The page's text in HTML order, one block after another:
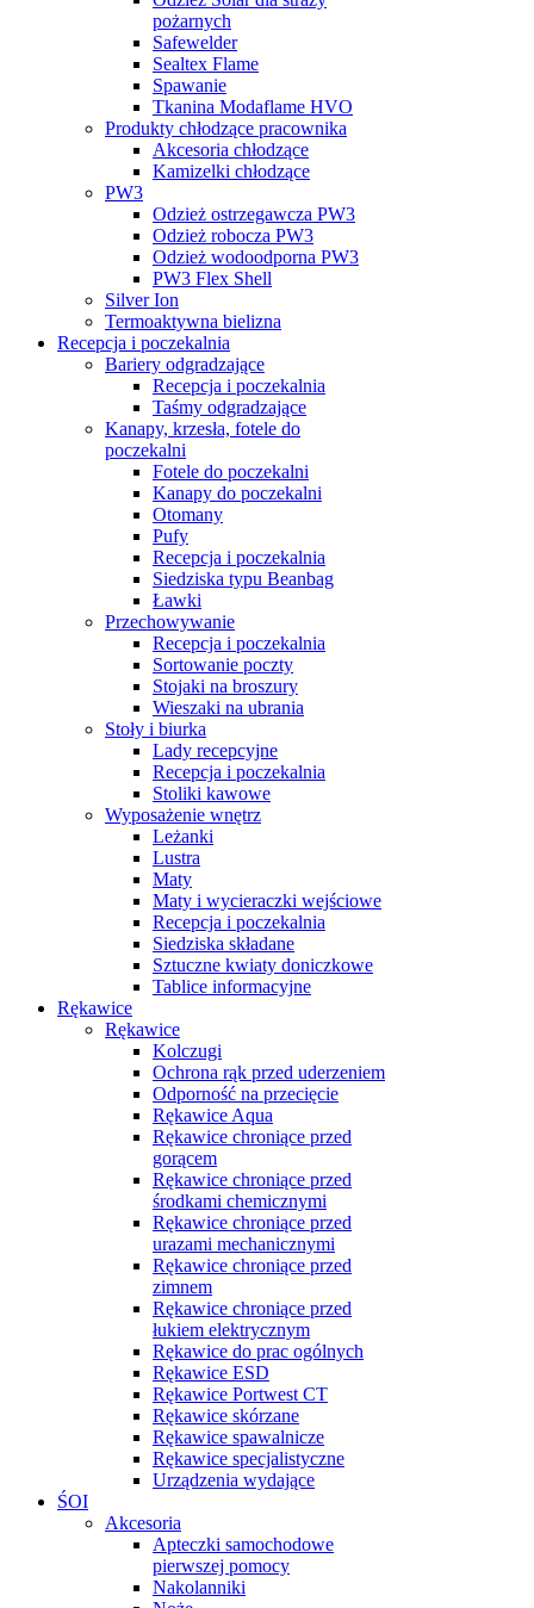
pożarnych
Safewelder
Sealtex Flame
Spawanie
Tkanina Modaflame HVO
Produkty chłodzące pracownika
Akcesoria chłodzące
Kamizelki chłodzące
PW3
Odzież ostrzegawcza PW3
Odzież robocza PW3
Odzież wodoodporna PW3
PW3 Flex Shell
Silver Ion
Termoaktywna bielizna
Recepcja i poczekalnia
Bariery odgradzające
Recepcja i poczekalnia
Taśmy odgradzające
Kanapy, krzesła, fotele do
poczekalni
Fotele do poczekalni
Kanapy do poczekalni
Otomany
Pufy
Recepcja i poczekalnia
Siedziska typu Beanbag
Ławki
Przechowywanie
Recepcja i poczekalnia
Sortowanie poczty
Stojaki na broszury
Wieszaki na ubrania
Stoły i biurka
Lady recepcyjne
Recepcja i poczekalnia
Stoliki kawowe
Wyposażenie wnętrz
Leżanki
Lustra
Maty
Maty i wycieraczki wejściowe
Recepcja i poczekalnia
Siedziska składane
Sztuczne kwiaty doniczkowe
Tablice informacyjne
Rękawice
Rękawice
Kolczugi
Ochrona rąk przed uderzeniem
Odporność na przecięcie
Rękawice Aqua
Rękawice chroniące przed
gorącem
Rękawice chroniące przed
środkami chemicznymi
Rękawice chroniące przed
urazami mechanicznymi
Rękawice chroniące przed
zimnem
Rękawice chroniące przed
łukiem elektrycznym
Rękawice do prac ogólnych
Rękawice ESD
Rękawice Portwest CT
Rękawice skórzane
Rękawice spawalnicze
Rękawice specjalistyczne
Urządzenia wydające
ŚOI
Akcesoria
Apteczki samochodowe
pierwszej pomocy
Nakolanniki